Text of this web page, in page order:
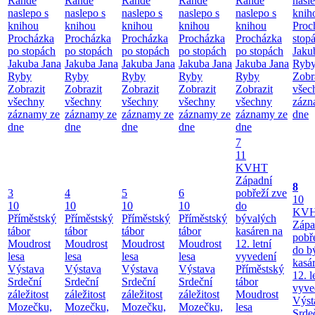
naslepo s
knihou
Procházka
po stopách
Jakuba Jana
Ryby
Zobrazit
všechny
záznamy ze
dne
naslepo s
knihou
Procházka
po stopách
Jakuba Jana
Ryby
Zobrazit
všechny
záznamy ze
dne
naslepo s
knihou
Procházka
po stopách
Jakuba Jana
Ryby
Zobrazit
všechny
záznamy ze
dne
naslepo s
knihou
Procházka
po stopách
Jakuba Jana
Ryby
Zobrazit
všechny
záznamy ze
dne
naslepo s
knihou
Procházka
po stopách
Jakuba Jana
Ryby
Zobrazit
všechny
záznamy ze
dne
dne
3
10
Příměstský
tábor
Moudrost
lesa
Výstava
Srdeční
záležitost
Mozečku,
4
10
Příměstský
tábor
Moudrost
lesa
Výstava
Srdeční
záležitost
Mozečku,
5
10
Příměstský
tábor
Moudrost
lesa
Výstava
Srdeční
záležitost
Mozečku,
6
10
Příměstský
tábor
Moudrost
lesa
Výstava
Srdeční
záležitost
Mozečku,
7
11
KVHT
Západní
pobřeží zve
do
bývalých
kasáren na
12. letní
vyvedení
Příměstský
tábor
Moudrost
lesa
8
10
do
12.